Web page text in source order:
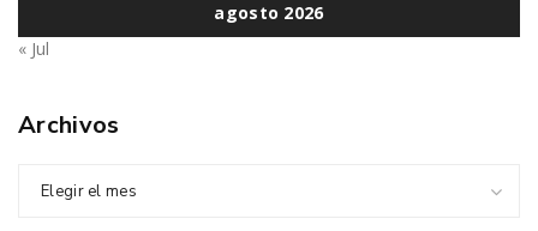
agosto 2026
« Jul
Archivos
Elegir el mes